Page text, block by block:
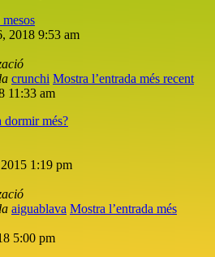
2018 9:53 am
crunchi Mostra l’entrada més recent
11:33 am
dormir més?
1:19 pm
aiguablava Mostra l’entrada més
5:00 pm